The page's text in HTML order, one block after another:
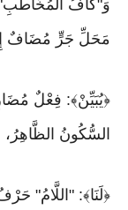
وَ"كَافُ
مَحَلِّ جَرٍّ مُضَافٌ
﴿يُبَيِّنْ﴾: فِعْلٌ
السُّكُونُ
﴿لَنَا﴾: "اللَّامُ"